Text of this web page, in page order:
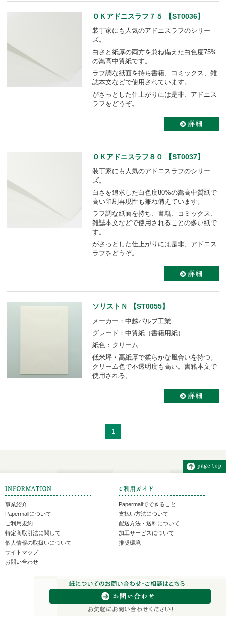
ＯＫアドニスラフ７５ 【ST0036】
装丁家にも人気のアドニスラフのシリー
ズ。
白さと紙厚の両方を兼ね備えた白色度75%
の嵩高中質紙です。
ラフ調な紙面を持ち書籍、コミックス、雑
誌本文などで使用されています。
がさっとした仕上がりには是非、アドニス
ラフをどうぞ。
ＯＫアドニスラフ８０ 【ST0037】
装丁家にも人気のアドニスラフのシリー
ズ。
白さを追求した白色度80%の嵩高中質紙で
高い印刷再現性も兼ね備えています。
ラフ調な紙面を持ち、書籍、コミックス、
雑誌本文などで使用されることの多い紙で
す。
がさっとした仕上がりには是非、アドニス
ラフをどうぞ。
ソリストＮ 【ST0055】
メーカー：中越パルプ工業
グレード：中質紙（書籍用紙）
紙色：クリーム
低米坪・高紙厚で柔らかな風合いを持つ。
クリーム色で不透明度も高い。書籍本文で
使用される。
1
事業紹介
Papermallについて
ご利用規約
特定商取引法に関して
個人情報の取扱いについて
サイトマップ
お問い合わせ
Papermallでできること
支払い方法について
配送方法・送料について
加工サービスについて
推奨環境